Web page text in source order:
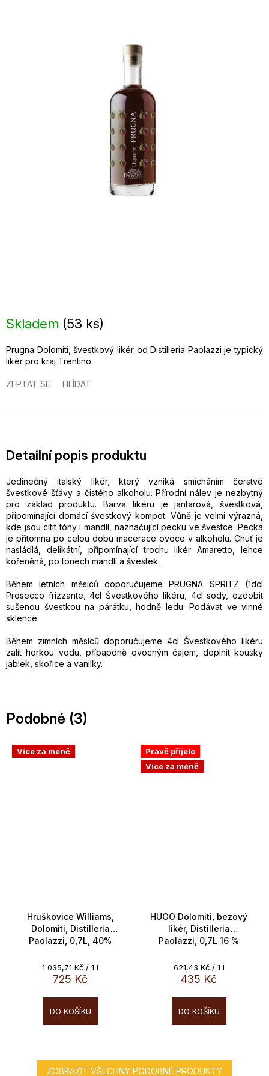
Skladem (53 ks)
Prugna Dolomiti, švestkový likér od Distilleria Paolazzi je typický
likér pro kraj Trentino.
ZEPTAT SE HLÍDAT
Detailní popis produktu
Jedinečný italský likér, který vzniká smícháním čerstvé
švestkové šťávy a čistého alkoholu. Přírodní nálev je nezbytný
pro základ produktu. Barva likéru je jantarová, švestková,
připomínající domácí švestkový kompot. Vůně je velmi výrazná,
kde jsou cítit tóny i mandlí, naznačující pecku ve švestce. Pecka
je přítomna po celou dobu macerace ovoce v alkoholu. Chuť je
nasládlá, delikátní, přípomínající trochu likér Amaretto, lehce
kořeněná, po tónech mandlí a švestek.
Během letních měsíců doporučujeme PRUGNA SPRITZ (1dcl
Prosecco frizzante, 4cl Švestkového likéru, 4cl sody, ozdobit
sušenou švestkou na párátku, hodně ledu. Podávat ve vinné
sklence.
Během zimních měsíců doporučujeme 4cl Švestkového likéru
zalít horkou vodu, přípapdně ovocným čajem, doplnit kousky
jablek, skořice a vanilky.
Podobné (3)
Více za méně
Hruškovice Williams,
Dolomiti, Distilleria
Paolazzi, 0,7L, 40%
725 Kč
Měrná
cena:
1 035,71 Kč / 1 l
DO KOŠÍKU
Právě přijelo
Více za méně
HUGO Dolomiti, bezový
likér, Distilleria
Paolazzi, 0,7L 16 %
435 Kč
Měrná
cena:
621,43 Kč / 1 l
DO KOŠÍKU
ZOBRAZIT VŠECHNY PODOBNÉ PRODUKTY